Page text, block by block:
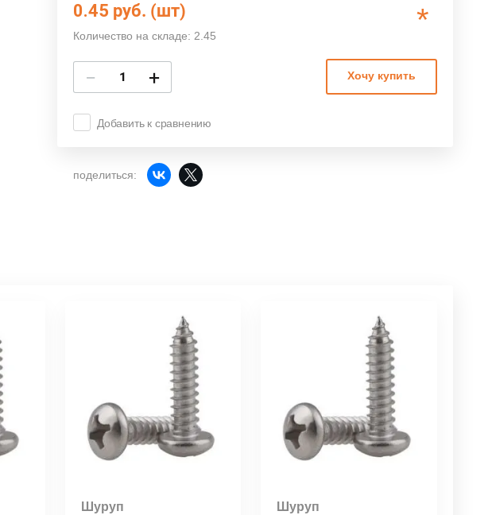
0.45 руб. (шт)
Количество на складе: 2.45 *
− + Хочу купить
Добавить к сравнению
поделиться:
Шуруп
Шуруп